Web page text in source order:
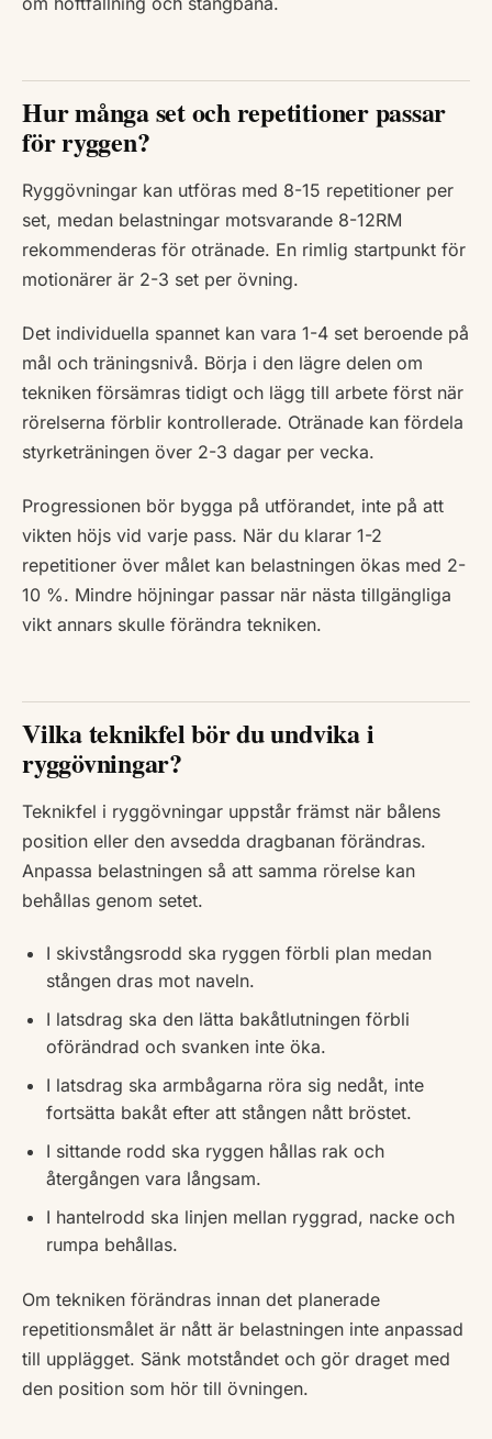
Hur många set och repetitioner passar
för ryggen?
Ryggövningar kan utföras med 8-15 repetitioner per
set, medan belastningar motsvarande 8-12RM
rekommenderas för otränade. En rimlig startpunkt för
motionärer är 2-3 set per övning.
Det individuella spannet kan vara 1-4 set beroende på
mål och träningsnivå. Börja i den lägre delen om
tekniken försämras tidigt och lägg till arbete först när
rörelserna förblir kontrollerade. Otränade kan fördela
styrketräningen över 2-3 dagar per vecka.
Progressionen bör bygga på utförandet, inte på att
vikten höjs vid varje pass. När du klarar 1-2
repetitioner över målet kan belastningen ökas med 2-
10 %. Mindre höjningar passar när nästa tillgängliga
vikt annars skulle förändra tekniken.
Vilka teknikfel bör du undvika i
ryggövningar?
Teknikfel i ryggövningar uppstår främst när bålens
position eller den avsedda dragbanan förändras.
Anpassa belastningen så att samma rörelse kan
behållas genom setet.
I skivstångsrodd ska ryggen förbli plan medan
stången dras mot naveln.
I latsdrag ska den lätta bakåtlutningen förbli
oförändrad och svanken inte öka.
I latsdrag ska armbågarna röra sig nedåt, inte
fortsätta bakåt efter att stången nått bröstet.
I sittande rodd ska ryggen hållas rak och
återgången vara långsam.
I hantelrodd ska linjen mellan ryggrad, nacke och
rumpa behållas.
Om tekniken förändras innan det planerade
repetitionsmålet är nått är belastningen inte anpassad
till upplägget. Sänk motståndet och gör draget med
den position som hör till övningen.